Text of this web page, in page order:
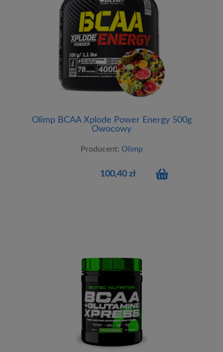
Olimp BCAA Xplode Power Energy 500g
Owocowy
Producent: Olimp
100,40 zł